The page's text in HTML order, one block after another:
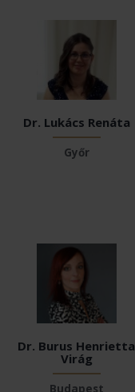
Dr. Lukács Renáta
Győr
Dr. Burus Henrietta
Virág
Budapest